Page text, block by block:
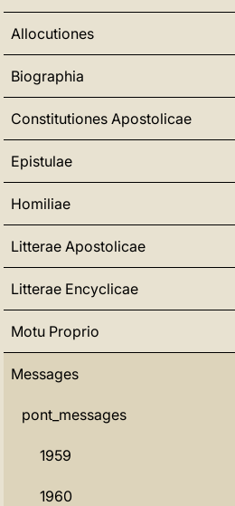
Allocutiones
Biographia
Constitutiones Apostolicae
Epistulae
Homiliae
Litterae Apostolicae
Litterae Encyclicae
Motu Proprio
Messages
pont_messages
1959
1960